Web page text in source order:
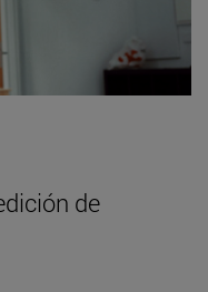
de